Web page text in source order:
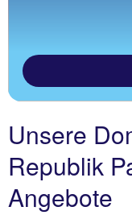
Unsere
Republik
Angebote